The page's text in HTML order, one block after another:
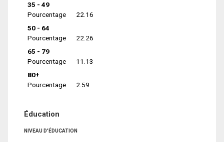
35 - 49
Pourcentage
22.16
50 - 64
Pourcentage
22.26
65 - 79
Pourcentage
11.13
80+
Pourcentage
2.59
Éducation
NIVEAU D'ÉDUCATION